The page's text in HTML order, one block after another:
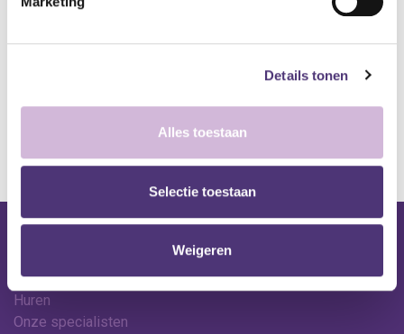
Details tonen
Alles toestaan
Selectie toestaan
Weigeren
*Bij grote aankopen, gelieve de klantendienst te contacteren. Hier
kan de levertermijn iets langer zijn.
Shop
Huren
Onze specialisten